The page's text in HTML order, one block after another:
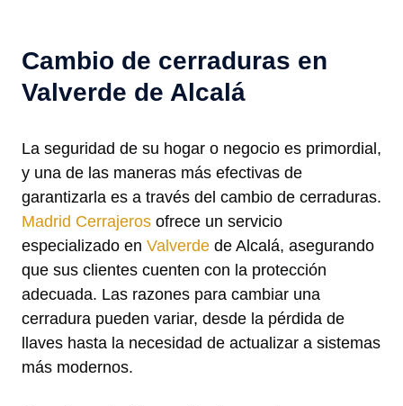
Cambio de cerraduras en
Valverde de Alcalá
La seguridad de su hogar o negocio es primordial,
y una de las maneras más efectivas de
garantizarla es a través del cambio de cerraduras.
Madrid Cerrajeros ofrece un servicio
especializado en Valverde de Alcalá, asegurando
que sus clientes cuenten con la protección
adecuada. Las razones para cambiar una
cerradura pueden variar, desde la pérdida de
llaves hasta la necesidad de actualizar a sistemas
más modernos.